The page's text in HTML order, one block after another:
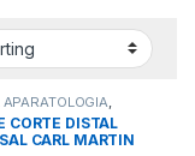
APARATOLOGIA
CORTE DISTAL
CARL MARTIN